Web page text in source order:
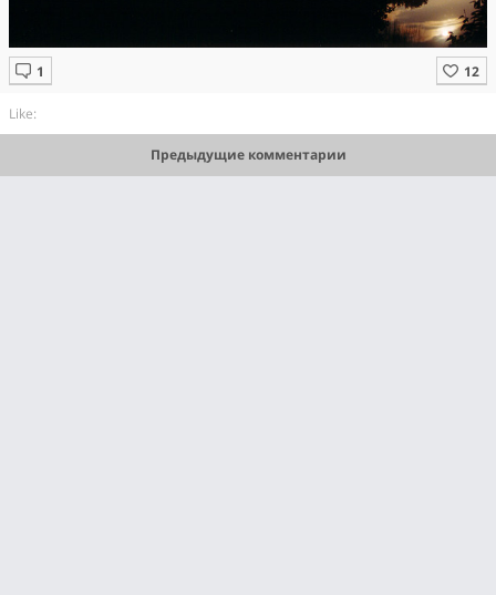
Like:
Предыдущие комментарии